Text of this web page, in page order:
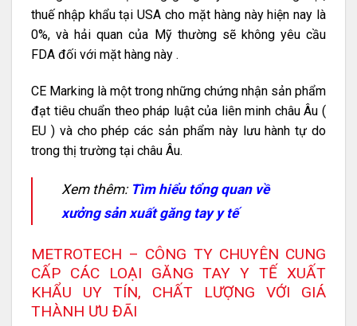
thuế nhập khẩu tại USA cho mặt hàng này hiện nay là
0%, và hải quan của Mỹ thường sẽ không yêu cầu
FDA đối với mặt hàng này .
CE Marking là một trong những chứng nhận sản phẩm
đạt tiêu chuẩn theo pháp luật của liên minh châu Âu (
EU ) và cho phép các sản phẩm này lưu hành tự do
trong thị trường tại châu Âu.
Xem thêm: Tìm hiểu tổng quan về
xưởng sản xuất găng tay y tế
METROTECH – CÔNG TY CHUYÊN CUNG
CẤP CÁC LOẠI GĂNG TAY Y TẾ XUẤT
KHẨU UY TÍN, CHẤT LƯỢNG VỚI GIÁ
THÀNH ƯU ĐÃI